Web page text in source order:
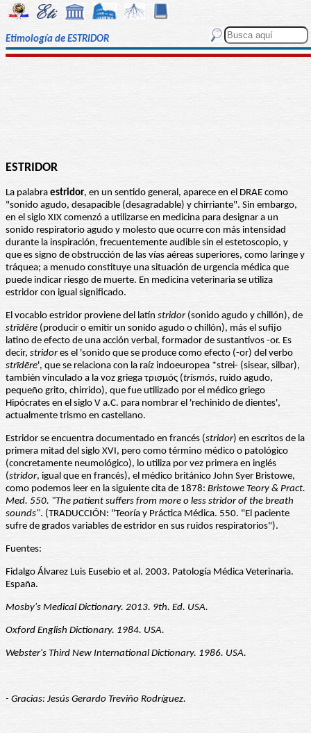
Etimología de ESTRIDOR
ESTRIDOR
La palabra estridor, en un sentido general, aparece en el DRAE como
"sonido agudo, desapacible (desagradable) y chirriante". Sin embargo,
en el siglo XIX comenzó a utilizarse en medicina para designar a un
sonido respiratorio agudo y molesto que ocurre con más intensidad
durante la inspiración, frecuentemente audible sin el estetoscopio, y
que es signo de obstrucción de las vías aéreas superiores, como laringe y
tráquea; a menudo constituye una situación de urgencia médica que
puede indicar riesgo de muerte. En medicina veterinaria se utiliza
estridor con igual significado.
El vocablo estridor proviene del latín stridor(sonido agudo y chillón), de
strīdēre (producir o emitir un sonido agudo o chillón), más el sufijo
latino de efecto de una acción verbal, formador de sustantivos -or. Es
decir, stridores el 'sonido que se produce como efecto (-or) del verbo
strīdēre', que se relaciona con la raíz indoeuropea *strei- (sisear, silbar),
también vinculado a la voz griega τρισμός (trismós, ruido agudo,
pequeño grito, chirrido), que fue utilizado por el médico griego
Hipócrates en el siglo V a.C. para nombrar el 'rechinido de dientes',
actualmente trismo en castellano.
Estridor se encuentra documentado en francés (stridor) en escritos de la
primera mitad del siglo XVI, pero como término médico o patológico
(concretamente neumológico), lo utiliza por vez primera en inglés
(stridor, igual que en francés), el médico británico John Syer Bristowe,
como podemos leer en la siguiente cita de 1878: Bristowe Teory & Pract.
Med. 550. "The patient suffers from more o less stridor of the breath
sounds". (TRADUCCIÓN: "Teoría y Práctica Médica. 550. "El paciente
sufre de grados variables de estridor en sus ruidos respiratorios").
Fuentes:
Fidalgo Álvarez Luis Eusebio et al. 2003. Patología Médica Veterinaria.
España.
Mosby's Medical Dictionary. 2013. 9th. Ed. USA.
Oxford English Dictionary. 1984. USA.
Webster's Third New International Dictionary. 1986. USA.
- Gracias: Jesús Gerardo Treviño Rodríguez.